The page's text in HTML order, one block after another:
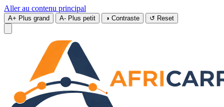
Aller au contenu principal
A+ Plus grand A- Plus petit ◑ Contraste ↺ Reset